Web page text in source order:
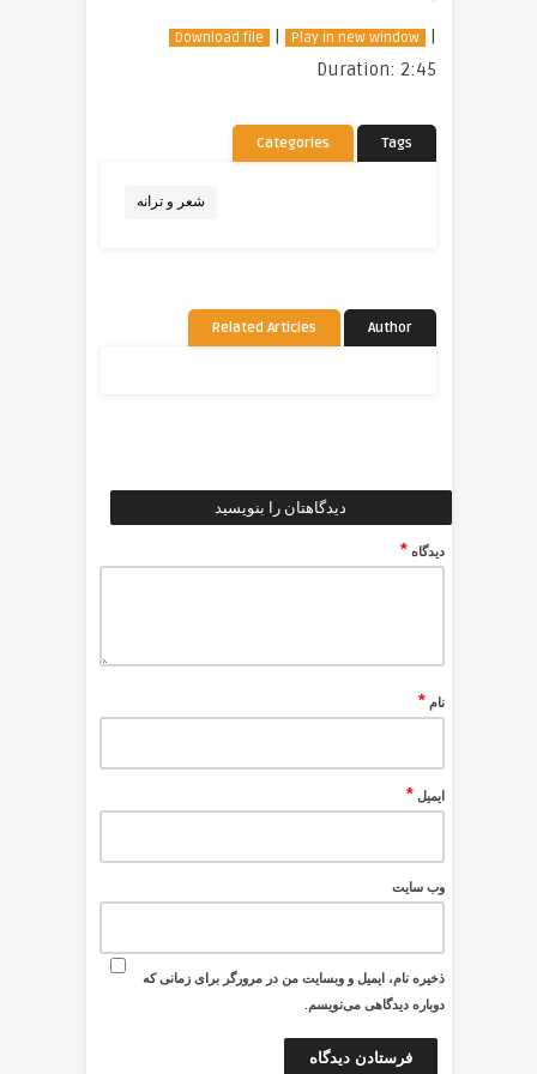
Download file | Play in new window
|
Duration: 2:45
Categories Tags
شعر و ترانه
Related Articles Author
دیدگاهتان را بنویسید
دیدگاه*
نام*
ایمیل*
وب‌ سایت
ذخیره نام، ایمیل و وبسایت من در مرورگر برای زمانی که
دوباره دیدگاهی می‌نویسم.